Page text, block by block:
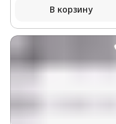
В корзину